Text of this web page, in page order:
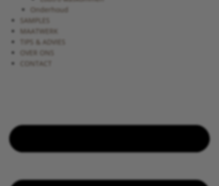
Onderhoud
SAMPLES
MAATWERK
TIPS & ADVIES
OVER ONS
CONTACT